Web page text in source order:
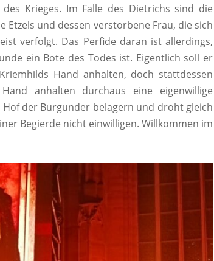
Krieges. Im Falle des Dietrichs sind die
Etzels und dessen verstorbene Frau, die sich
verfolgt. Das Perfide daran ist allerdings,
ein Bote des Todes ist. Eigentlich soll er
Hand anhalten, doch stattdessen
anhalten durchaus eine eigenwillige
der Burgunder belagern und droht gleich
Begierde nicht einwilligen. Willkommen im